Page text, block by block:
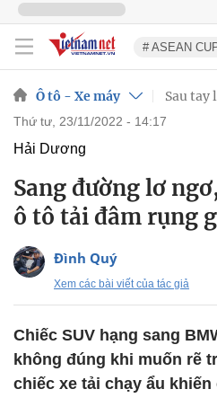
# ASEAN
Ô tô - Xe máy Sau tay
thứ tư, 23/11/2022 - 14:17
Hải Dương
Sang đường lơ
ô tô tải đâm rụng
Đình Quý
Xem các bài viết của tác giả
Chiếc SUV hạng sang
không đúng khi muốn rẽ
chiếc xe tải chạy ẩu khiến